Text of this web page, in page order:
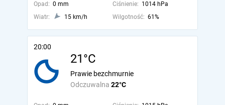
Opad: 0 mm Ciśnienie: 1014 hPa
Wiatr:
15 km/h Wilgotność: 61%
20:00
21°C
Odczuwalna 22°C
Prawie bezchmurnie